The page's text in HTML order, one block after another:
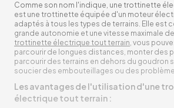
Comme son nom l'indique, une trottinette
est une trottinette équipée d'un moteur
adaptés à tous les types de terrains. Elle est
grande autonomie et une vitesse maximale
trottinette électrique tout terrain, vous
parcourir de longues distances, monter des
parcourir des terrains en dehors du goudron
soucier des embouteillages ou des
Les avantages de l'utilisation d'une
électrique tout terrain :